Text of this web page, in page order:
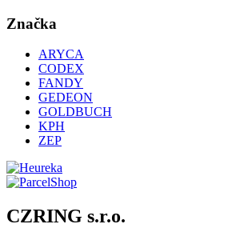
Značka
ARYCA
CODEX
FANDY
GEDEON
GOLDBUCH
KPH
ZEP
CZRING s.r.o.